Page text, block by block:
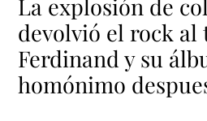
La explosión de
devolvió el rock al
Ferdinand y su
homónimo